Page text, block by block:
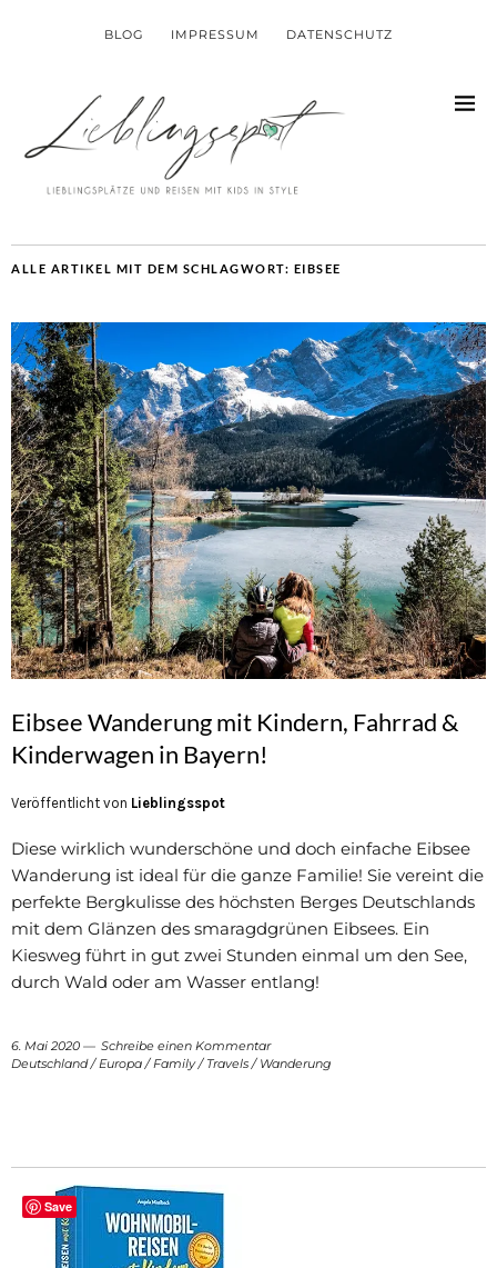
BLOG IMPRESSUM DATENSCHUTZ
ALLE ARTIKEL MIT DEM SCHLAGWORT: EIBSEE
Eibsee Wanderung mit Kindern, Fahrrad &
Kinderwagen in Bayern!
Veröffentlicht von Lieblingsspot
Diese wirklich wunderschöne und doch einfache Eibsee
Wanderung ist ideal für die ganze Familie! Sie vereint die
perfekte Bergkulisse des höchsten Berges Deutschlands
mit dem Glänzen des smaragdgrünen Eibsees. Ein
Kiesweg führt in gut zwei Stunden einmal um den See,
durch Wald oder am Wasser entlang!
6. Mai 2020
Schreibe einen Kommentar
Deutschland/ Europa / Family/ Travels / Wanderung
Save